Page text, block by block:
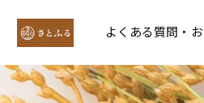
よくある質問・